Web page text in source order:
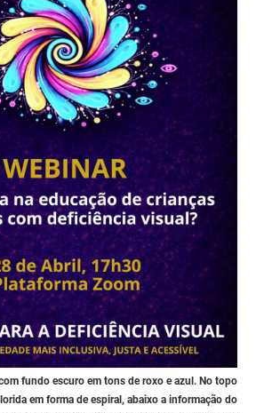
fundo escuro em tons de roxo e azul. No topo
em forma de espiral, abaixo a informação do